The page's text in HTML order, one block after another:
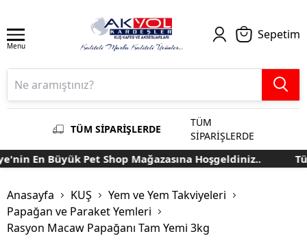
Menu
Sepetim
TÜM SİPARİŞLERDE
TÜM
SİPARİŞLERDE
En Büyük Pet Shop Mağazasına Hoşgeldiniz..
Anasayfa KUŞ
Yem ve Yem Takviyeleri
Papağan ve Paraket Yemleri
Rasyon Macaw Papağanı Tam Yemi 3kg